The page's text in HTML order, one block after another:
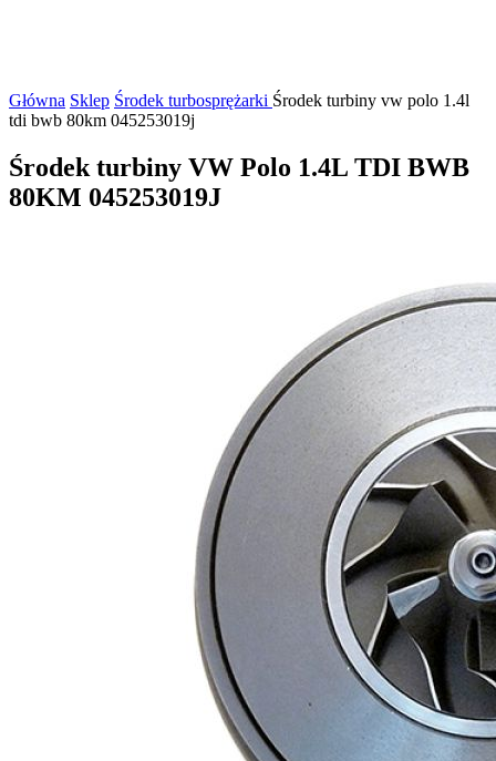
Główna Sklep Środek turbosprężarki Środek turbiny vw polo 1.4l
tdi bwb 80km 045253019j
Środek turbiny VW Polo 1.4L TDI BWB
80KM 045253019J